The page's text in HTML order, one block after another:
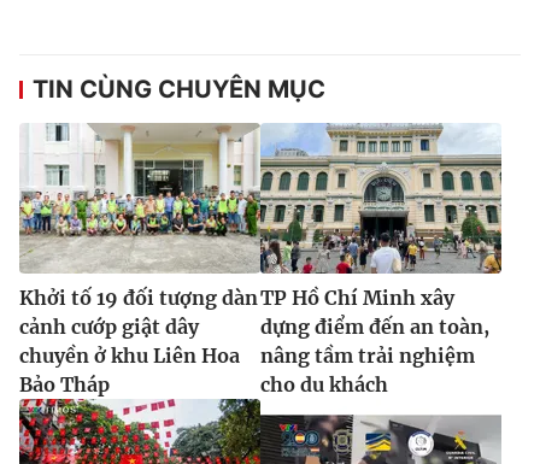
® Cấm sao chép dưới mọi hình thức nếu không có sự chấp
thuận bằng văn bản. Ghi rõ nguồn VTV.vn khi phát hành lại
thông tin từ website này.
TIN CÙNG CHUYÊN MỤC
Khởi tố 19 đối tượng dàn
cảnh cướp giật dây
chuyền ở khu Liên Hoa
Bảo Tháp
TP Hồ Chí Minh xây
dựng điểm đến an toàn,
nâng tầm trải nghiệm
cho du khách